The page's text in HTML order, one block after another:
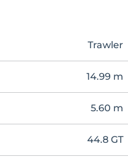
Trawler
14.99 m
5.60 m
44.8 GT